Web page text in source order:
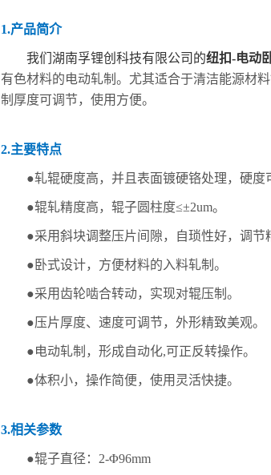
1.产品简介
我们湖南孚锂创科技有限公司的纽扣-电动
有色材料的电动轧制。尤其适合于清洁能源材
制厚度可调节，使用方便。
2.主要特点
●轧辊硬度高，并且表面镀硬铬处理，硬度
●辊轧精度高，辊子圆柱度≤±2um。
●采用斜块调整压片间隙，自琐性好，调节
●卧式设计，方便材料的入料轧制。
●采用齿轮啮合转动，实现对辊压制。
●压片厚度、速度可调节，外形精致美观。
●电动轧制，形成自动化,可正反转操作。
●体积小，操作简便，使用灵活快捷。
3.相关参数
●辊子直径：2-Φ96mm